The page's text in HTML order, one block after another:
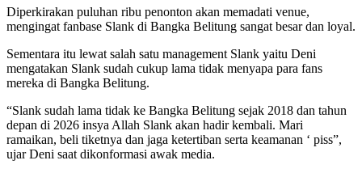
Diperkirakan puluhan ribu penonton akan memadati venue,
mengingat fanbase Slank di Bangka Belitung sangat besar dan loyal.
Sementara itu lewat salah satu management Slank yaitu Deni
mengatakan Slank sudah cukup lama tidak menyapa para fans
mereka di Bangka Belitung.
“Slank sudah lama tidak ke Bangka Belitung sejak 2018 dan tahun
depan di 2026 insya Allah Slank akan hadir kembali. Mari
ramaikan, beli tiketnya dan jaga ketertiban serta keamanan ‘ piss”,
ujar Deni saat dikonformasi awak media.